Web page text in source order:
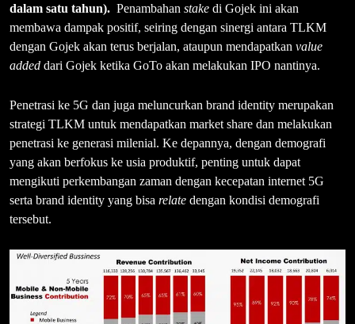
dalam satu tahun). Penambahan stake di Gojek ini akan
membawa dampak positif, seiring dengan sinergi antara TLKM
dengan Gojek akan terus berjalan, ataupun mendapatkan value
added dari Gojek ketika GoTo akan melakukan IPO nantinya.
Penetrasi ke 5G dan juga meluncurkan brand identity merupakan
strategi TLKM untuk mendapatkan market share dan melakukan
penetrasi ke generasi milenial. Ke depannya, dengan demografi
yang akan berfokus ke usia produktif, penting untuk dapat
mengikuti perkembangan zaman dengan kecepatan internet 5G
serta brand identity yang bisa relate dengan kondisi demografi
tersebut.